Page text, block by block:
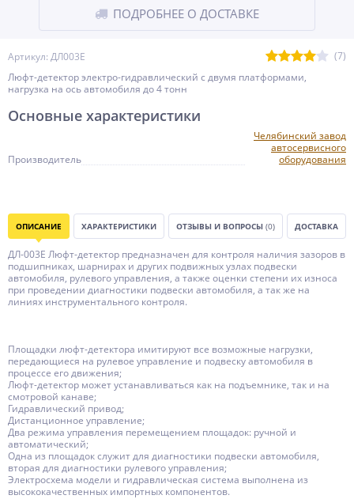
Артикул: ДЛ003Е
(7)
Люфт-детектор электро-гидравлический с двумя платформами,
нагрузка на ось автомобиля до 4 тонн
ПОДРОБНЕЕ О ДОСТАВКЕ
Основные характеристики
Производитель
Челябинский завод
автосервисного
оборудования
ОПИСАНИЕ ХАРАКТЕРИСТИКИ ОТЗЫВЫ И ВОПРОСЫ (0) ДОСТАВКА
ДЛ-003Е Люфт-детектор предназначен для контроля наличия зазоров в
подшипниках, шарнирах и других подвижных узлах подвески
автомобиля, рулевого управления, а также оценки степени их износа
при проведении диагностики подвески автомобиля, а так же на
линиях инструментального контроля.
Площадки люфт-детектора имитируют все возможные нагрузки,
передающиеся на рулевое управление и подвеску автомобиля в
процессе его движения;
Люфт-детектор может устанавливаться как на подъемнике, так и на
смотровой канаве;
Гидравлический привод;
Дистанционное управление;
Два режима управления перемещением площадок: ручной и
автоматический;
Одна из площадок служит для диагностики подвески автомобиля,
вторая для диагностики рулевого управления;
Электросхема модели и гидравлическая система выполнена из
высококачественных импортных компонентов.